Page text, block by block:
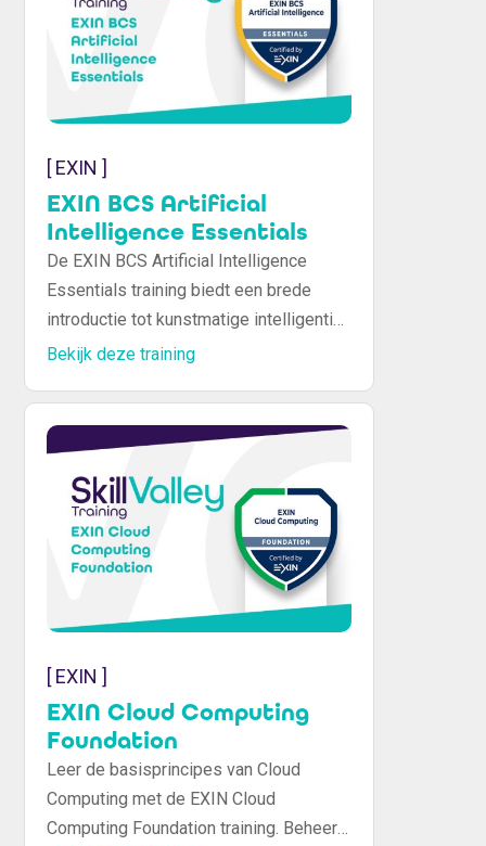
[ EXIN ]
EXIN BCS Artificial
Intelligence Essentials
De EXIN BCS Artificial Intelligence
Essentials training biedt een brede
introductie tot kunstmatige intelligentie,
machine learning en de ethische
professionals die AI beter willen
begrijpen en voorbereid willen zijn op
Inclusief examenvoorbereiding en
internationaal erkend certificaat.
Bekijk deze training
[ EXIN ]
EXIN Cloud Computing
Foundation
Leer de basisprincipes van Cloud
Computing met de EXIN Cloud
Computing Foundation training. Beheer